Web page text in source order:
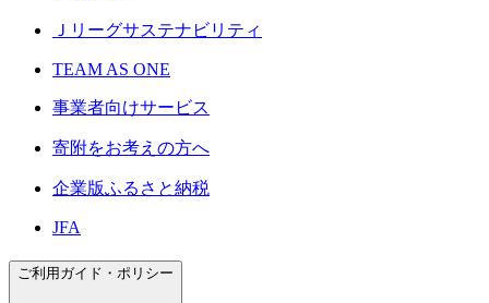
Ｊリーグサステナビリティ
TEAM AS ONE
事業者向けサービス
寄附をお考えの方へ
企業版ふるさと納税
JFA
ご利用ガイド・ポリシー